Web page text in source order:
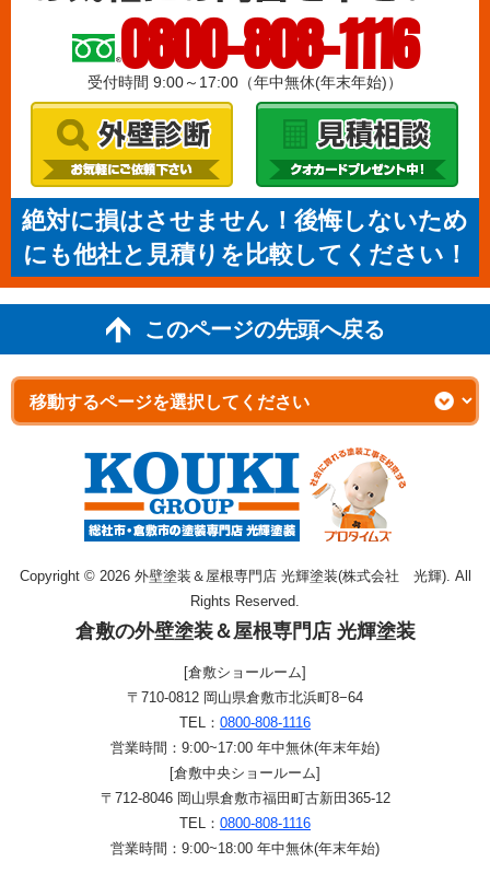
0800-808-1116
受付時間 9:00～17:00（年中無休(年末年始)）
絶対に損はさせません！後悔しないため
にも他社と見積りを比較してください！
このページの先頭へ戻る
Copyright © 2026 外壁塗装＆屋根専門店 光輝塗装(株式会社 光輝). All
Rights Reserved.
倉敷の外壁塗装＆屋根専門店 光輝塗装
[倉敷ショールーム]
〒710-0812 岡山県倉敷市北浜町8−64
TEL： 0800-808-1116
営業時間：9:00~17:00 年中無休(年末年始)
[倉敷中央ショールーム]
〒712-8046 岡山県倉敷市福田町古新田365-12
TEL： 0800-808-1116
営業時間：9:00~18:00 年中無休(年末年始)